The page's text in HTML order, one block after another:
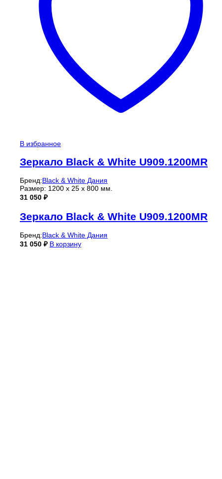
В избранное
Зеркало Black & White U909.1200MR
Бренд:Black & White Дания
Размер: 1200 x 25 x 800 мм.
31 050 ₽
Зеркало Black & White U909.1200MR
Бренд:Black & White Дания
31 050 ₽ В корзину